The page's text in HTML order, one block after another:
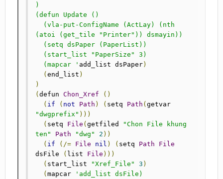
)
(defun Update ()
(atoi (get_tile "Printer")) dsmayin))
  (mapcar '
add_list dsPaper)
(end_list )
)
(defun Chon_Xref
()
( if ( not Path ) ( setq Path (
"dwgprefix" )))
( setq File (getfiled
"Chon File khung
ten"
Path "dwg" 2 ))
( if (/= File nil ) ( setq Path
File
dsFile
( list File )))
( start_list "Xref_File" 3 )
(mapcar
'add_list dsFile)